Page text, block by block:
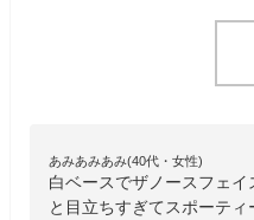
あみあみあみ(40代・女性)
白ベースでザノースフェ
と目立ちすぎてスポーテ